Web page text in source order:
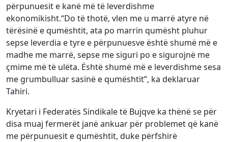
përpunuesit e kanë më të leverdishme
ekonomikisht.“Do të thotë, vlen me u marrë atyre në
tërësinë e qumështit, ata po marrin qumësht pluhur
sepse leverdia e tyre e përpunuesve është shumë më e
madhe me marrë, sepse me siguri po e sigurojnë me
çmime më të ulëta. Është shumë më e leverdishme sesa
me grumbulluar sasinë e qumështit”, ka deklaruar
Tahiri.
Kryetari i Federatës Sindikale të Bujqve ka thënë se për
disa muaj fermerët janë ankuar për problemet që kanë
me përpunuesit e qumështit, duke përfshirë